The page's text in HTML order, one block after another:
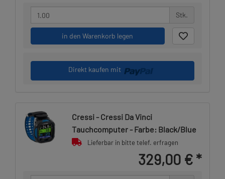
Stk.
in den Warenkorb legen
Direkt kaufen mit
Cressi - Cressi Da Vinci
Tauchcomputer - Farbe: Black/Blue
Lieferbar in bitte telef. erfragen
329,00 € *